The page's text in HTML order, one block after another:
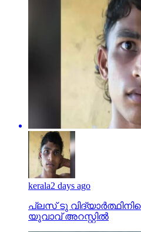
kerala2 days ago
പ്ലസ് ടു
യുവാവ് അറസ്റ്റില്‍